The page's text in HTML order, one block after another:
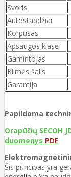
Svoris
Autostabdžiai
Korpusas
Apsaugos klasė
Gamintojas
Kilmės šalis
Garantija
Papildoma
Orapūčių SECOH
duomenys PDF
Šis principas yra